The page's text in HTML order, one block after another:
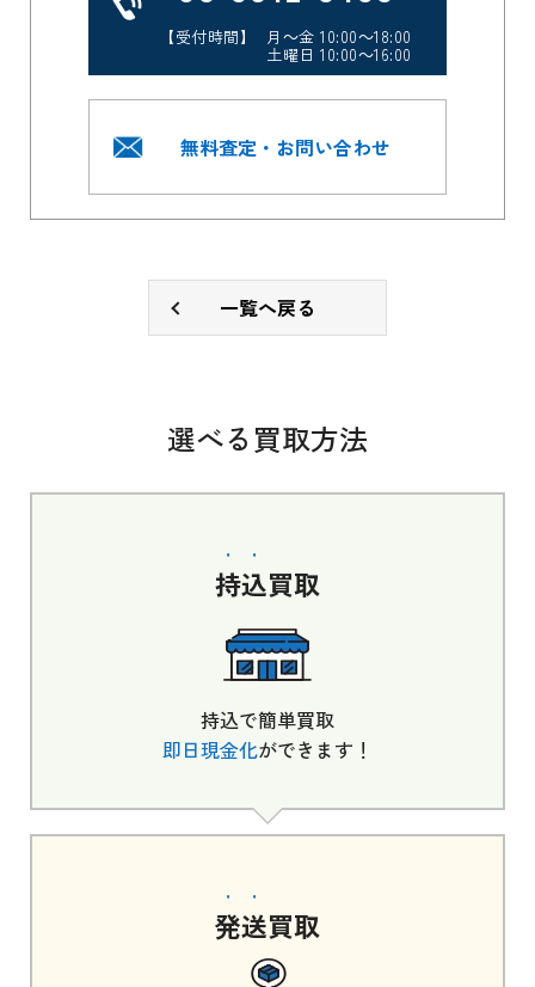
【受付時間】 月～金 10:00～18:00
土曜日 10:00～16:00
無料査定・お問い合わせ
一覧へ戻る
選べる買取方法
持込買取
持込で簡単買取
即日現金化ができます！
発送買取